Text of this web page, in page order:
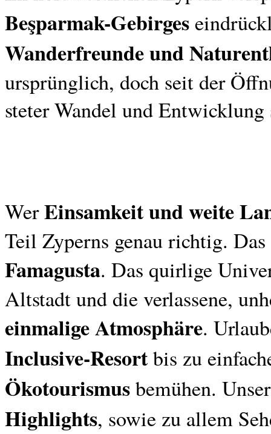
Beşparmak-Gebirges
Wanderfreunde und
ursprünglich, doch seit der
steter Wandel und Entwicklung
WerEinsamkeit und weite
Teil Zyperns genau richtig.
Famagusta. Das quirlige
Altstadt und die verlassene,
einmalige Atmosphäre.
Inclusive-Resortbis zu
Ökotourismusbemühen.
Highlights, sowie zu allem